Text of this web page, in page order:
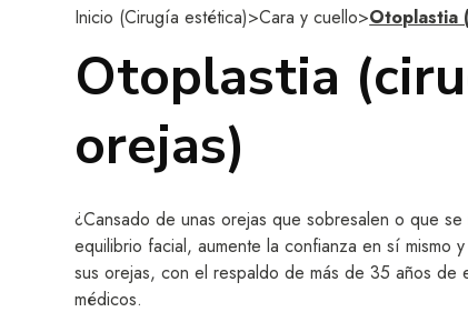
Inicio (Cirugía estética)>Cara y cuello>Otoplastia
Otoplastia
orejas)
¿Cansado de unas orejas que sobresalen o que
equilibrio facial, aumente la confianza en sí mismo
sus orejas, con el respaldo de más de 35 años de
médicos.